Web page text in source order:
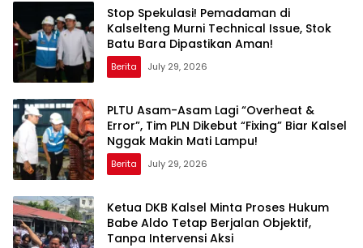
Kamboja
Stop Spekulasi! Pemadaman di
Kalselteng Murni Technical Issue, Stok
Batu Bara Dipastikan Aman!
Berita July 29, 2026
PLTU Asam-Asam Lagi “Overheat &
Error”, Tim PLN Dikebut “Fixing” Biar Kalsel
Nggak Makin Mati Lampu!
Berita July 29, 2026
Ketua DKB Kalsel Minta Proses Hukum
Babe Aldo Tetap Berjalan Objektif,
Tanpa Intervensi Aksi